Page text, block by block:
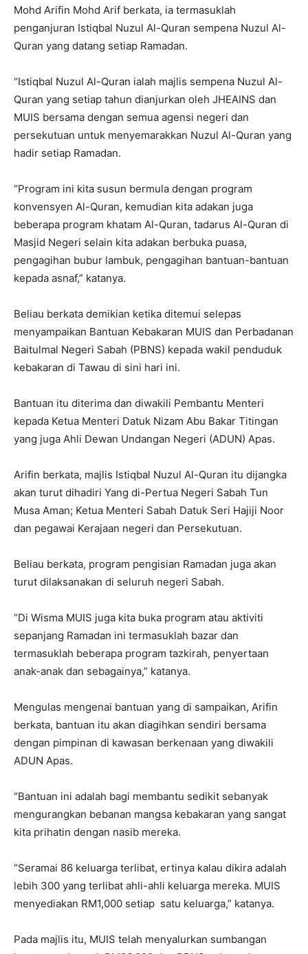
Mohd Arifin Mohd Arif berkata, ia termasuklah
penganjuran Istiqbal Nuzul Al-Quran sempena Nuzul Al-
Quran yang datang setiap Ramadan.
“Istiqbal Nuzul Al-Quran ialah majlis sempena Nuzul Al-
Quran yang setiap tahun dianjurkan oleh JHEAINS dan
MUIS bersama dengan semua agensi negeri dan
persekutuan untuk menyemarakkan Nuzul Al-Quran yang
hadir setiap Ramadan.
“Program ini kita susun bermula dengan program
konvensyen Al-Quran, kemudian kita adakan juga
beberapa program khatam Al-Quran, tadarus Al-Quran di
Masjid Negeri selain kita adakan berbuka puasa,
pengagihan bubur lambuk, pengagihan bantuan-bantuan
kepada asnaf,” katanya.
Beliau berkata demikian ketika ditemui selepas
menyampaikan Bantuan Kebakaran MUIS dan Perbadanan
Baitulmal Negeri Sabah (PBNS) kepada wakil penduduk
kebakaran di Tawau di sini hari ini.
Bantuan itu diterima dan diwakili Pembantu Menteri
kepada Ketua Menteri Datuk Nizam Abu Bakar Titingan
yang juga Ahli Dewan Undangan Negeri (ADUN) Apas.
Arifin berkata, majlis Istiqbal Nuzul Al-Quran itu dijangka
akan turut dihadiri Yang di-Pertua Negeri Sabah Tun
Musa Aman; Ketua Menteri Sabah Datuk Seri Hajiji Noor
dan pegawai Kerajaan negeri dan Persekutuan.
Beliau berkata, program pengisian Ramadan juga akan
turut dilaksanakan di seluruh negeri Sabah.
“Di Wisma MUIS juga kita buka program atau aktiviti
sepanjang Ramadan ini termasuklah bazar dan
termasuklah beberapa program tazkirah, penyertaan
anak-anak dan sebagainya,” katanya.
Mengulas mengenai bantuan yang di sampaikan, Arifin
berkata, bantuan itu akan diagihkan sendiri bersama
dengan pimpinan di kawasan berkenaan yang diwakili
ADUN Apas.
“Bantuan ini adalah bagi membantu sedikit sebanyak
mengurangkan bebanan mangsa kebakaran yang sangat
kita prihatin dengan nasib mereka.
“Seramai 86 keluarga terlibat, ertinya kalau dikira adalah
lebih 300 yang terlibat ahli-ahli keluarga mereka. MUIS
menyediakan RM1,000 setiap satu keluarga,” katanya.
Pada majlis itu, MUIS telah menyalurkan sumbangan